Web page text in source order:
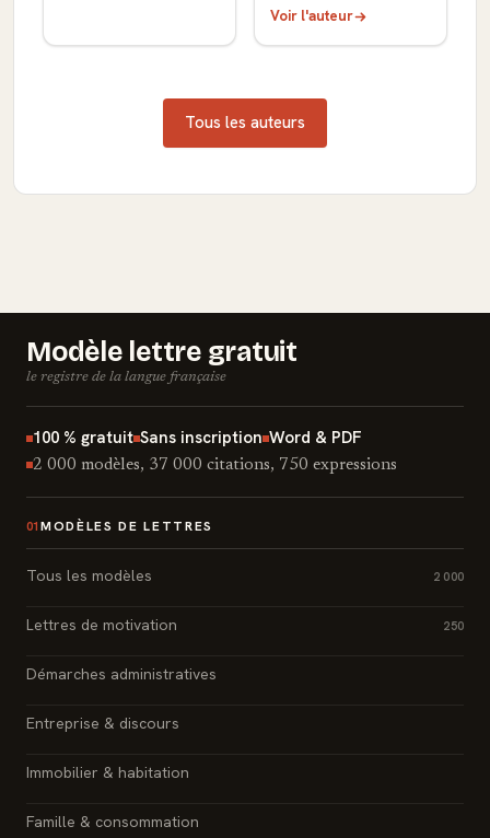
Voir l'auteur
Tous les auteurs
Modèle lettre gratuit
le registre de la langue française
100 % gratuit Sans inscription Word & PDF
2 000 modèles, 37 000 citations, 750 expressions
01 MODÈLES DE LETTRES
Tous les modèles 2 000
Lettres de motivation 250
Démarches administratives
Entreprise & discours
Immobilier & habitation
Famille & consommation